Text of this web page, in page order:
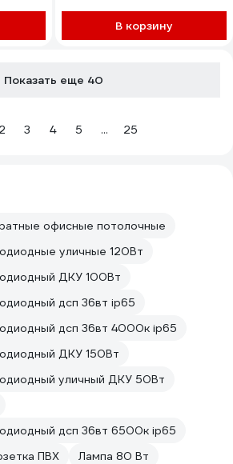
В корзину
Показать еще 40
2 3 4 5 ... 25
офисные потолочные
уличные 120Вт
ДКУ 100Вт
дсп 36вт ip65
дсп 36вт 4000к ip65
ДКУ 150Вт
уличный ДКУ 50Вт
дсп 36вт 6500к ip65
ПВХ
Лампа 80 Вт